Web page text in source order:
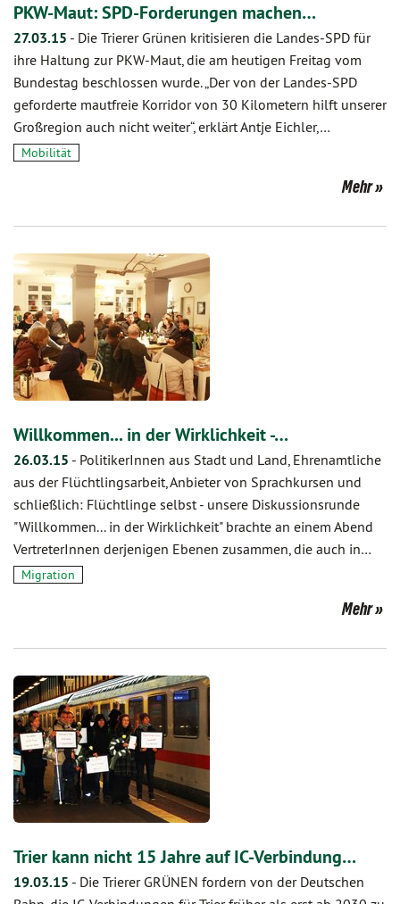
PKW-Maut: SPD-Forderungen machen…
27.03.15 - Die Trierer Grünen kritisieren die Landes-SPD für
ihre Haltung zur PKW-Maut, die am heutigen Freitag vom
Bundestag beschlossen wurde. „Der von der Landes-SPD
geforderte mautfreie Korridor von 30 Kilometern hilft unserer
Großregion auch nicht weiter“, erklärt Antje Eichler,…
Mobilität
Mehr
Willkommen... in der Wirklichkeit -…
26.03.15 - PolitikerInnen aus Stadt und Land, Ehrenamtliche
aus der Flüchtlingsarbeit, Anbieter von Sprachkursen und
schließlich: Flüchtlinge selbst - unsere Diskussionsrunde
"Willkommen... in der Wirklichkeit" brachte an einem Abend
VertreterInnen derjenigen Ebenen zusammen, die auch in…
Migration
Mehr
Trier kann nicht 15 Jahre auf IC-Verbindung…
19.03.15 - Die Trierer GRÜNEN fordern von der Deutschen